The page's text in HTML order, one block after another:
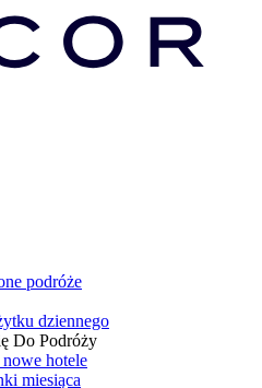
podróże
dziennego
Do Podróży
nowe hotele
miesiąca